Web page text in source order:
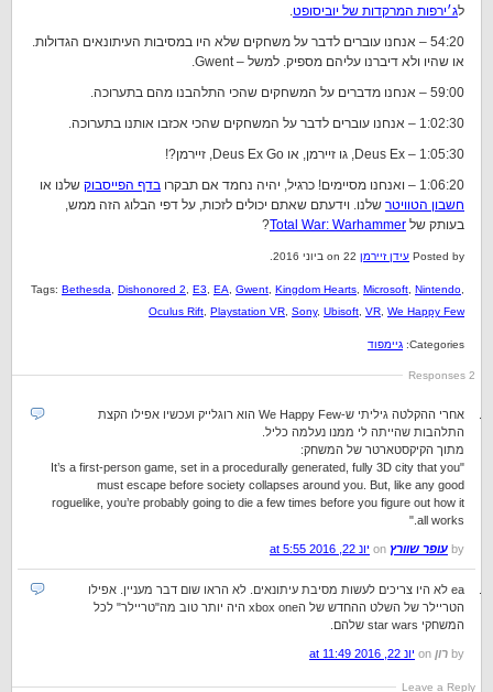
לג׳ירפות המרקדות של יוביסופט.
54:20 – אנחנו עוברים לדבר על משחקים שלא היו במסיבות העיתונאים הגדולות.
או שהיו ולא דיברנו עליהם מספיק. למשל – Gwent.
59:00 – אנחנו מדברים על המשחקים שהכי התלהבנו מהם בתערוכה.
1:02:30 – אנחנו עוברים לדבר על המשחקים שהכי אכזבו אותנו בתערוכה.
1:05:30 – Deus Ex, גו זיירמן, או Deus Ex Go, זיירמן?!
1:06:20 – ואנחנו מסיימים! כרגיל, יהיה נחמד אם תבקרו
בדף הפייסבוק שלנו או
חשבון הטוויטר שלנו. וידעתם שאתם יכולים לזכות, על דפי הבלוג הזה ממש,
בעותק של Total War: Warhammer
?
Posted by עידן זיירמן
Tags: Bethesda Dishonored 2 E3 EA Gwent Kingdom Hearts Microsoft Nintendo
Oculus Rift Playstation VR Sony, Ubisoft VR We Happy Few
Categories: גיימפוד
2 Responses
אחרי ההקלטה גיליתי ש-We Happy Few הוא רוגלייק ועכשיו אפילו הקצת
התלהבות שהייתה לי ממנו נעלמה כליל.
מתוך הקיקסטארטר של המשחק:
"It’s a first-person game, set in a procedurally generated, fully 3D city that you
must escape before society collapses around you. But, like any good
roguelike, you’re probably going to die a few times before you figure out how it
all works."
by עופר שוורץ יונ 22, 2016 at 5:55
ea לא היו צריכים לעשות מסיבת עיתונאים. לא הראו שום דבר מעניין. אפילו
הטריילר של השלט ההחדש של הxbox one היה יותר טוב מה"טריילר" לכל
המשחקי star wars שלהם.
by רון יונ 22, 2016 at 11:49
Leave a Reply